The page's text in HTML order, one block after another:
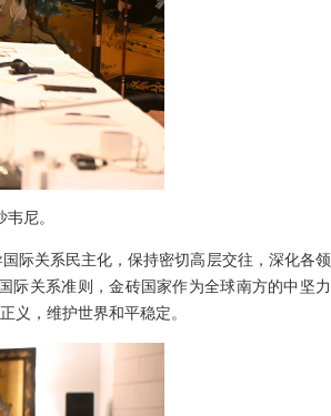
尼。
际关系民主化，保持密切高层交往，深化各领
际关系准则，金砖国家作为全球南方的中坚力
义，维护世界和平稳定。